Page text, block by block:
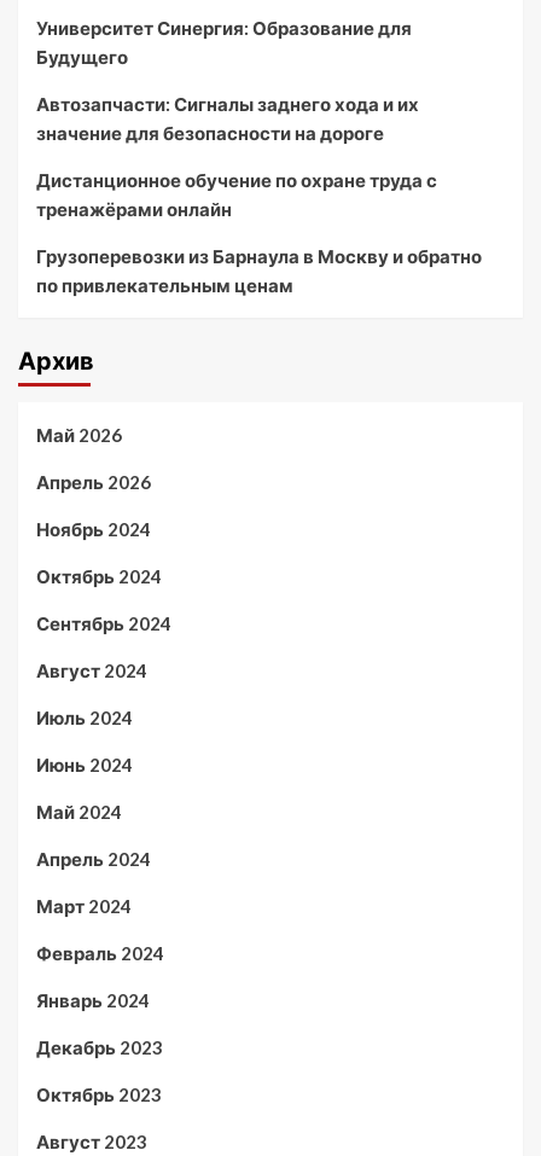
Университет Синергия: Образование для
Будущего
Автозапчасти: Сигналы заднего хода и их
значение для безопасности на дороге
Дистанционное обучение по охране труда с
тренажёрами онлайн
Грузоперевозки из Барнаула в Москву и обратно
по привлекательным ценам
Архив
Май 2026
Апрель 2026
Ноябрь 2024
Октябрь 2024
Сентябрь 2024
Август 2024
Июль 2024
Июнь 2024
Май 2024
Апрель 2024
Март 2024
Февраль 2024
Январь 2024
Декабрь 2023
Октябрь 2023
Август 2023